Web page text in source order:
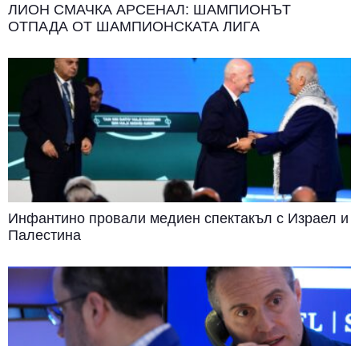
ЛИОН СМАЧКА АРСЕНАЛ: ШАМПИОНЪТ
ОТПАДА ОТ ШАМПИОНСКАТА ЛИГА
Инфантино провали медиен спектакъл с Израел и
Палестина